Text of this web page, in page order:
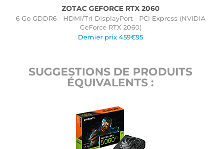
ZOTAC GEFORCE RTX 2060
6 Go GDDR6 - HDMI/Tri DisplayPort - PCI Express (NVIDIA
GeForce RTX 2060)
Dernier prix 459€95
SUGGESTIONS DE PRODUITS
ÉQUIVALENTS :